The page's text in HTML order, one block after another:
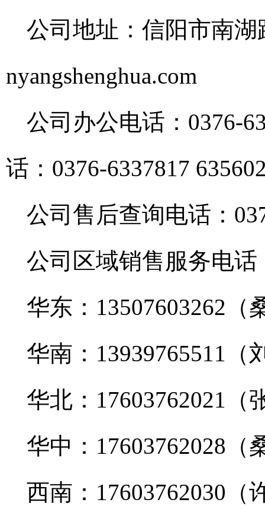
公司地址：信阳市南
nyangshenghua.com
公司办公电话：0376-
话：0376-6337817
公司售后查询电话：
公司区域销售服务电
华东：
华南：13939765511（
华北：
华中：17603762028（
西南：